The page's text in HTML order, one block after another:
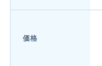
価格